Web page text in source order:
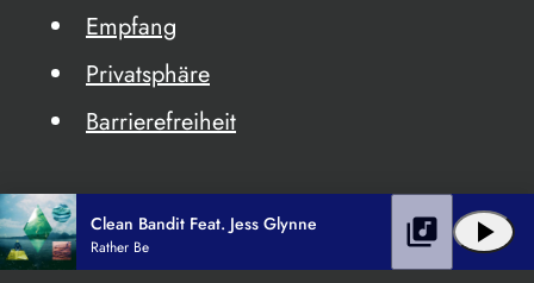
Empfang
Privatsphäre
Barrierefreiheit
Clean Bandit Feat. Jess Glynne
Rather Be play_arrow
library_music